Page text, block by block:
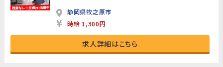
静岡県牧之原市
時給 1,300円
求人詳細はこちら